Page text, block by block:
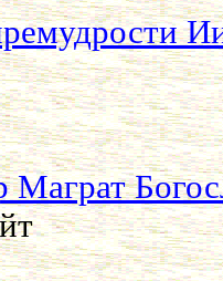
Маграт